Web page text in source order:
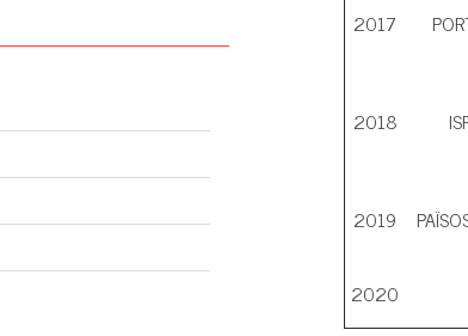
2017
2018
2019
2020